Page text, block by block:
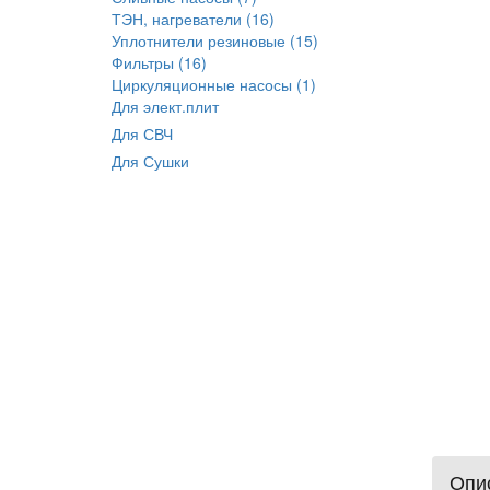
ТЭН, нагреватели (16)
Уплотнители резиновые (15)
Фильтры (16)
Циркуляционные насосы (1)
Для элект.плит
Для СВЧ
Для Сушки